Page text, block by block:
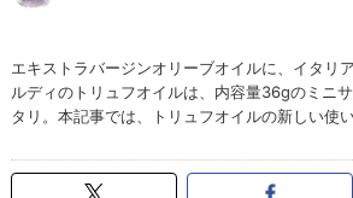
エキストラバージンオリーブオイルに、イタリ
ルディのトリュフオイルは、内容量36gのミニ
タリ。本記事では、トリュフオイルの新しい使